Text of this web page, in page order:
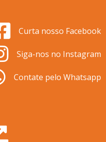
Curta nosso Facebook
Siga-nos no Instagram
Contate pelo Whatsapp